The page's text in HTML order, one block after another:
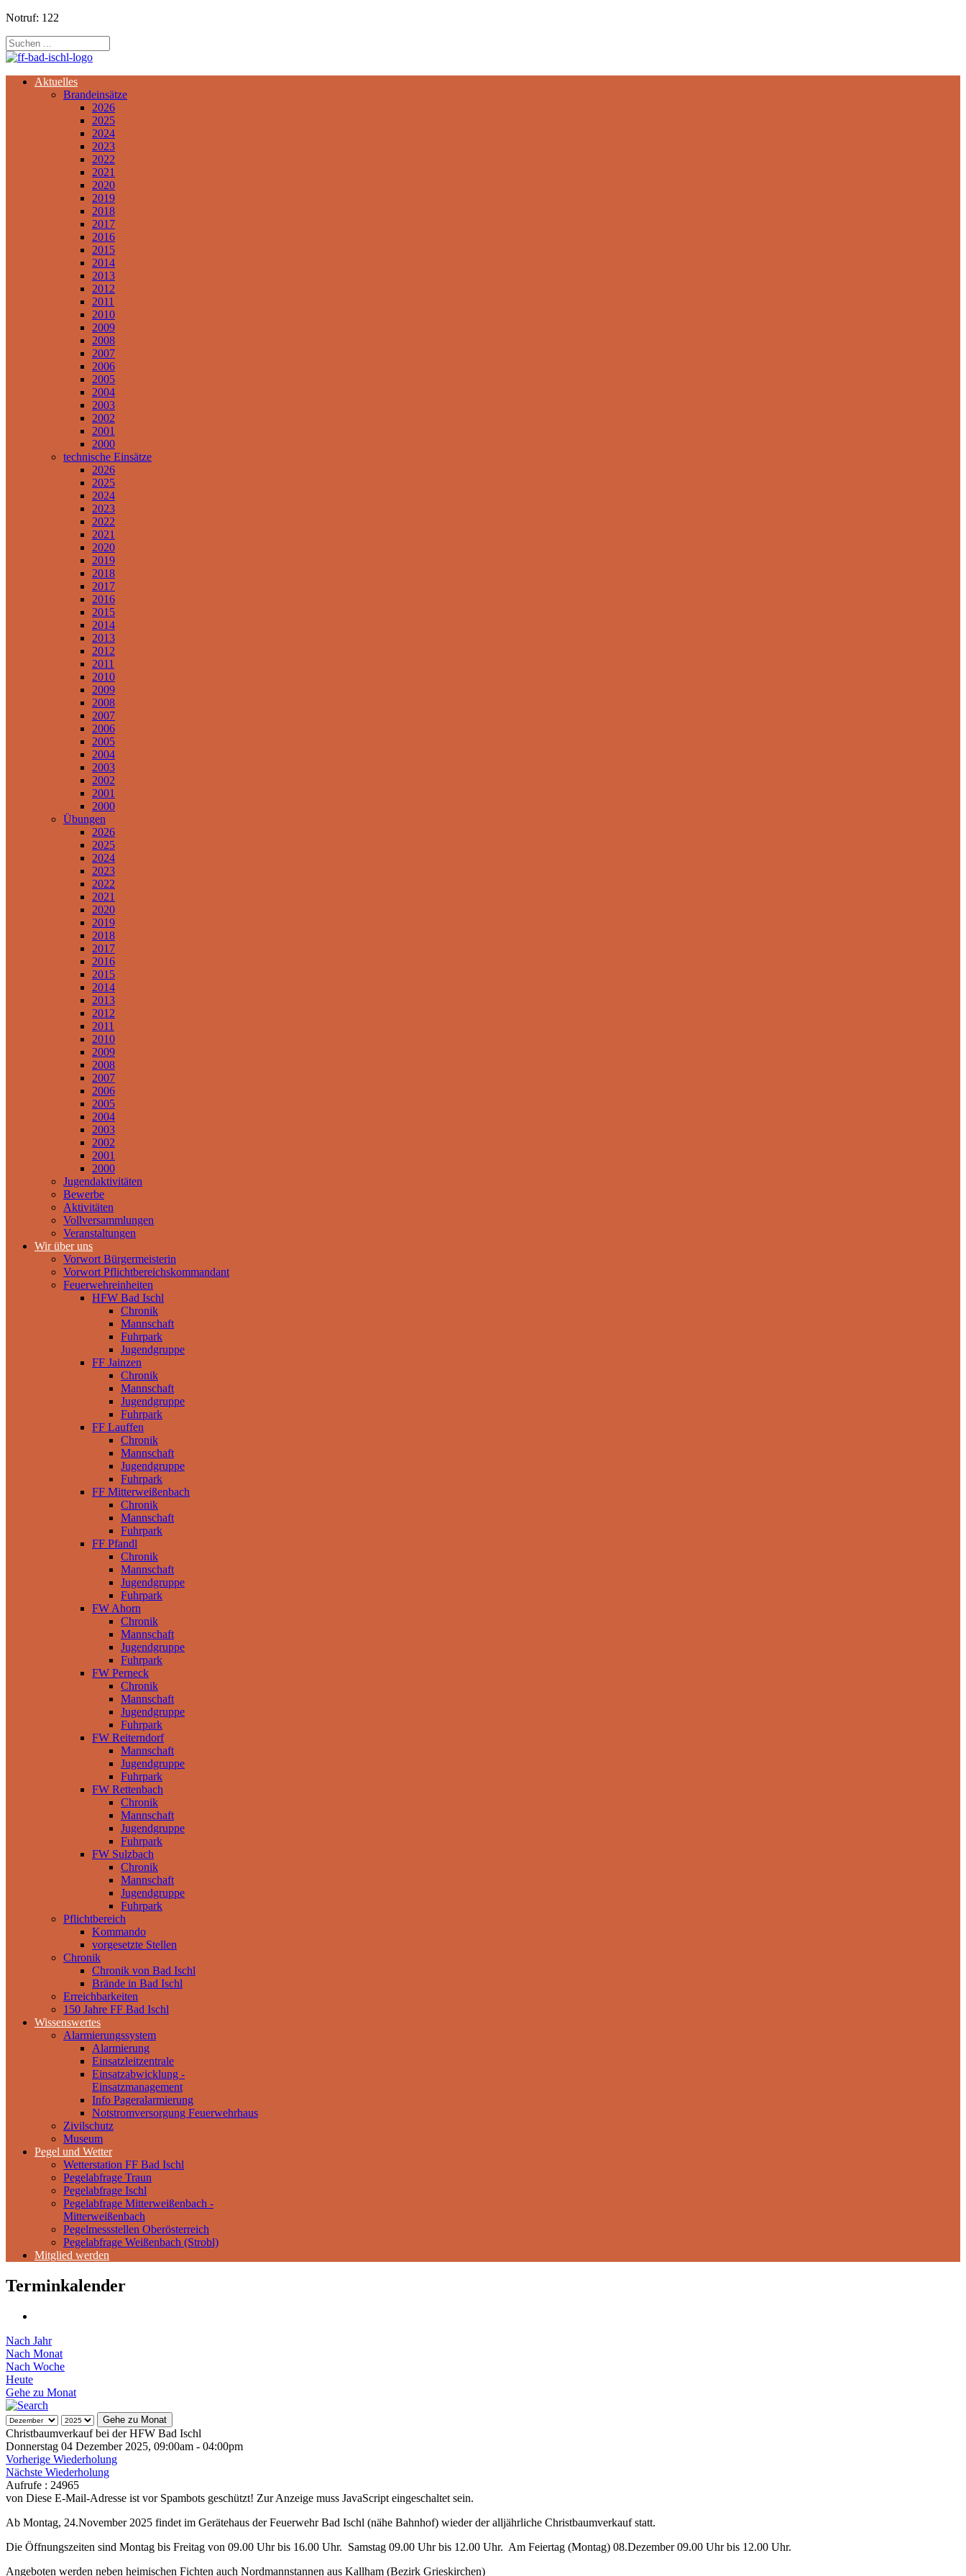
Notruf: 122
Aktuelles
Brandeinsätze
2026
2025
2024
2023
2022
2021
2020
2019
2018
2017
2016
2015
2014
2013
2012
2011
2010
2009
2008
2007
2006
2005
2004
2003
2002
2001
2000
technische Einsätze
2026
2025
2024
2023
2022
2021
2020
2019
2018
2017
2016
2015
2014
2013
2012
2011
2010
2009
2008
2007
2006
2005
2004
2003
2002
2001
2000
Übungen
2026
2025
2024
2023
2022
2021
2020
2019
2018
2017
2016
2015
2014
2013
2012
2011
2010
2009
2008
2007
2006
2005
2004
2003
2002
2001
2000
Jugendaktivitäten
Bewerbe
Aktivitäten
Vollversammlungen
Veranstaltungen
Wir über uns
Vorwort Bürgermeisterin
Vorwort Pflichtbereichskommandant
Feuerwehreinheiten
HFW Bad Ischl
Chronik
Mannschaft
Fuhrpark
Jugendgruppe
FF Jainzen
Chronik
Mannschaft
Jugendgruppe
Fuhrpark
FF Lauffen
Chronik
Mannschaft
Jugendgruppe
Fuhrpark
FF Mitterweißenbach
Chronik
Mannschaft
Fuhrpark
FF Pfandl
Chronik
Mannschaft
Jugendgruppe
Fuhrpark
FW Ahorn
Chronik
Mannschaft
Jugendgruppe
Fuhrpark
FW Perneck
Chronik
Mannschaft
Jugendgruppe
Fuhrpark
FW Reiterndorf
Mannschaft
Jugendgruppe
Fuhrpark
FW Rettenbach
Chronik
Mannschaft
Jugendgruppe
Fuhrpark
FW Sulzbach
Chronik
Mannschaft
Jugendgruppe
Fuhrpark
Pflichtbereich
Kommando
vorgesetzte Stellen
Chronik
Chronik von Bad Ischl
Brände in Bad Ischl
Erreichbarkeiten
150 Jahre FF Bad Ischl
Wissenswertes
Alarmierungssystem
Alarmierung
Einsatzleitzentrale
Einsatzabwicklung -
Einsatzmanagement
Info Pageralarmierung
Notstromversorgung Feuerwehrhaus
Zivilschutz
Museum
Pegel und Wetter
Wetterstation FF Bad Ischl
Pegelabfrage Traun
Pegelabfrage Ischl
Pegelabfrage Mitterweißenbach -
Mitterweißenbach
Pegelmessstellen Oberösterreich
Pegelabfrage Weißenbach (Strobl)
Mitglied werden
Terminkalender
Nach Jahr
Nach Monat
Nach Woche
Heute
Gehe zu Monat
Gehe zu Monat
Christbaumverkauf bei der HFW Bad Ischl
Donnerstag 04 Dezember 2025, 09:00am - 04:00pm
Vorherige Wiederholung
Nächste Wiederholung
Aufrufe : 24965
von Diese E-Mail-Adresse ist vor Spambots geschützt! Zur Anzeige muss JavaScript eingeschaltet sein.
Ab Montag, 24.November 2025 findet im Gerätehaus der Feuerwehr Bad Ischl (nähe Bahnhof) wieder der alljährliche Christbaumverkauf statt.
Die Öffnungszeiten sind Montag bis Freitag von 09.00 Uhr bis 16.00 Uhr. Samstag 09.00 Uhr bis 12.00 Uhr. Am Feiertag (Montag) 08.Dezember 09.00 Uhr bis 12.00 Uhr.
Angeboten werden neben heimischen Fichten auch Nordmannstannen aus Kallham (Bezirk Grieskirchen)